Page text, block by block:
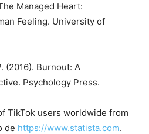
Managed Heart:
Feeling. University of
(2016). Burnout: A
Psychology Press.
TikTok users worldwide from
de https://www.statista.com.